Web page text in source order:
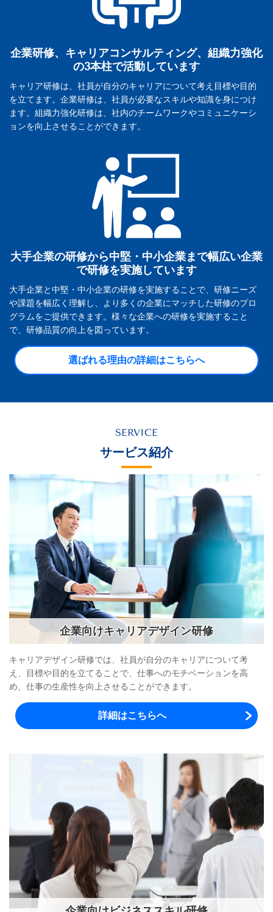
企業研修、キャリアコンサルティング、組織力強化
の3本柱で活動しています
キャリア研修は、社員が自分のキャリアについて考え目標や目的
を立てます。企業研修は、社員が必要なスキルや知識を身につけ
ます。 組織力強化研修は、社内のチームワークやコミュニケーシ
ョンを向上させることができます。
大手企業の研修から中堅・中小企業まで幅広い企業
で研修を実施しています
大手企業と中堅・中小企業の研修を実施することで、研修ニーズ
や課題を幅広く理解し、より多くの企業にマッチした研修のプロ
グラムをご提供できます。様々な企業への研修を実施すること
で、研修品質の向上を図っています。
選ばれる理由の詳細はこちらへ
SERVICE
サービス紹介
企業向けキャリアデザイン研修
キャリアデザイン研修では、社員が自分のキャリアについて考
え、目標や目的を立てることで、仕事へのモチベーションを高
め、仕事の生産性を向上させることができます。
詳細はこちらへ